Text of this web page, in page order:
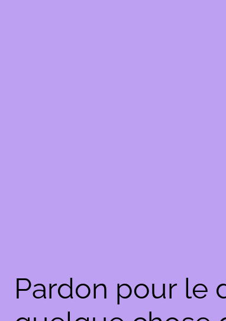
Pardon pour le